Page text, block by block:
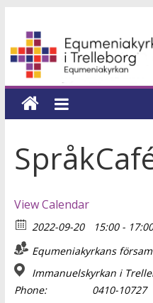
innehåll
i
för
hela
livet
View Calendar
2022-09-20
15:00 - 17:00
Equmeniakyrkans
Immanuelskyrkan i
Phone:
0410-10727